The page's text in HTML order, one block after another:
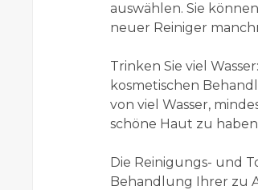
auswählen. Sie
neuer Reiniger
Trinken Sie viel
kosmetischen
von viel Wasser,
schöne Haut zu
Die Reinigungs- und
Behandlung Ihrer zu